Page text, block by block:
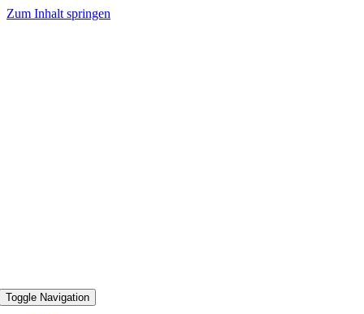
Zum Inhalt springen
Toggle Navigation